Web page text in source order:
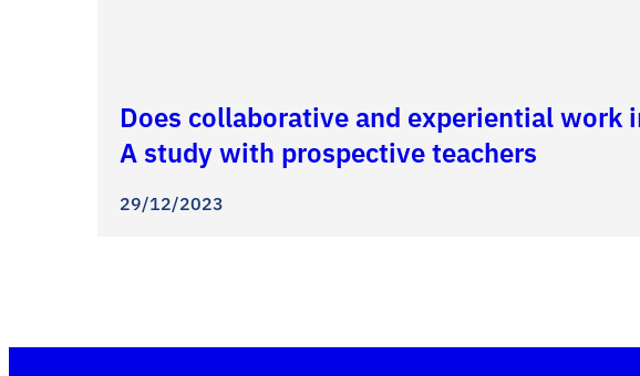
Does collaborative and experiential
A study with prospective teachers
29/12/2023